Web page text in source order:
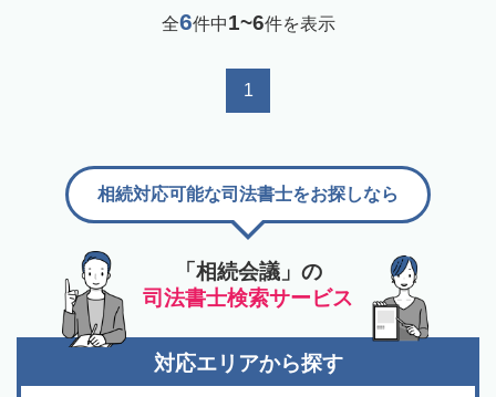
全6件中1~6件を表示
1
「相続会議」の
司法書士検索サービス
相続対応可能な司法書士をお探しなら
対応エリアから探す